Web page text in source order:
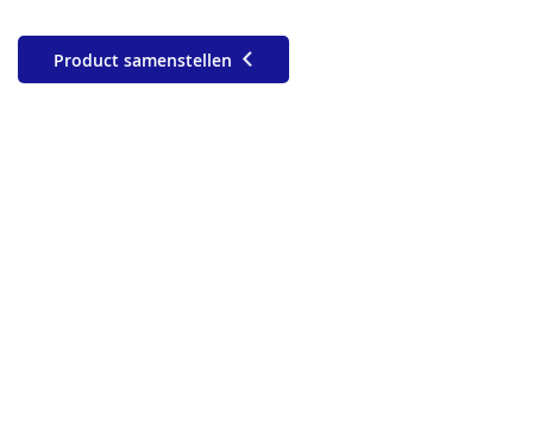
Product samenstellen